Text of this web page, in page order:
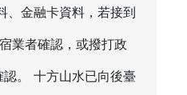
、金融卡資料，若接到
業者確認，或撥打政
。 十方山水已向後臺